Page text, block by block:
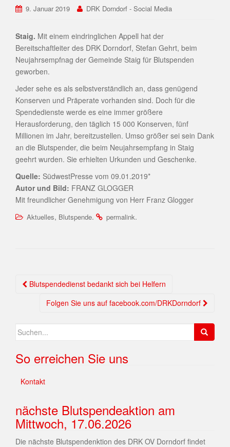
9. Januar 2019 DRK Dorndorf - Social Media
Staig. Mit einem eindringlichen Appell hat der
Bereitschaftleiter des DRK Dorndorf, Stefan Gehrt, beim
Neujahrsempfnag der Gemeinde Staig für Blutspenden
geworben.
Jeder sehe es als selbstverständlich an, dass genügend
Konserven und Präperate vorhanden sind. Doch für die
Spendedienste werde es eine immer größere
Herausforderung, den täglich 15 000 Konserven, fünf
Millionen im Jahr, bereitzustellen. Umso größer sei sein Dank
an die Blutspender, die beim Neujahrsempfang in Staig
geehrt wurden. Sie erhielten Urkunden und Geschenke.
Quelle: SüdwestPresse vom 09.01.2019*
Autor und Bild: FRANZ GLOGGER
Mit freundlicher Genehmigung von Herr Franz Glogger
Aktuelles, Blutspende. permalink.
Blutspendedienst bedankt sich bei Helfern
Folgen Sie uns auf facebook.com/DRKDorndorf
So erreichen Sie uns
Kontakt
nächste Blutspendeaktion am
Mittwoch, 17.06.2026
Die nächste Blutspendenktion des DRK OV Dorndorf findet